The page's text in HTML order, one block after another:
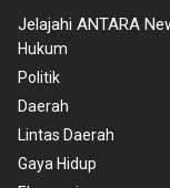
Jelajahi ANTARA
Hukum
Politik
Daerah
Lintas Daerah
Gaya Hidup